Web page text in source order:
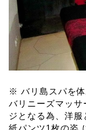
※ バリ島スパを
バリニーズマッサ
ジとなる為、洋